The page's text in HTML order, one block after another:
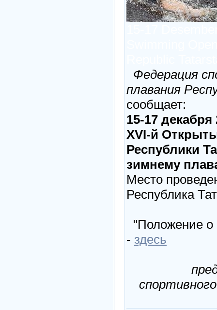
Федерация
плавания
сообщает:
15-17 декабря
XVI-й
Республики
зимнему
Место
Республика
"Положение о
- здесь